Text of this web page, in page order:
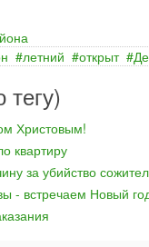
летний открыт
Христовым!
квартиру
за убийство
- встречаем Новый